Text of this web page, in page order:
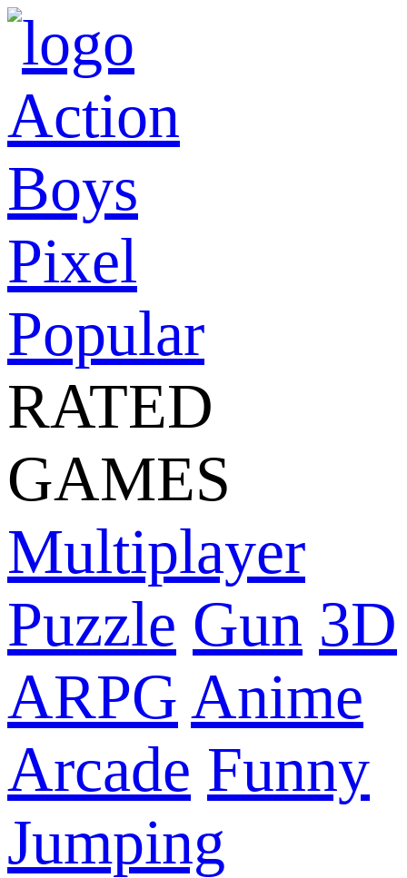
Action
Boys
Pixel
Popular
RATED
GAMES
Multiplayer
Puzzle Gun 3D
ARPG Anime
Arcade Funny
Jumping